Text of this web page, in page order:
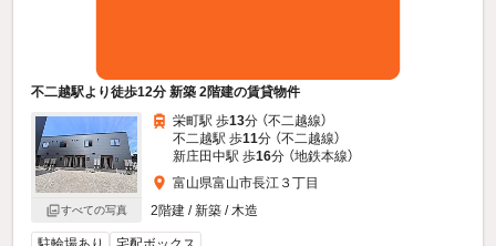
不二越駅より徒歩12分 新築 2階建の賃貸物件
すべての写真
栄町駅 歩13分 （不二越線）
不二越駅 歩11分 （不二越線）
新庄田中駅 歩16分 （地鉄本線）
富山県富山市長江３丁目
2階建 / 新築 / 木造